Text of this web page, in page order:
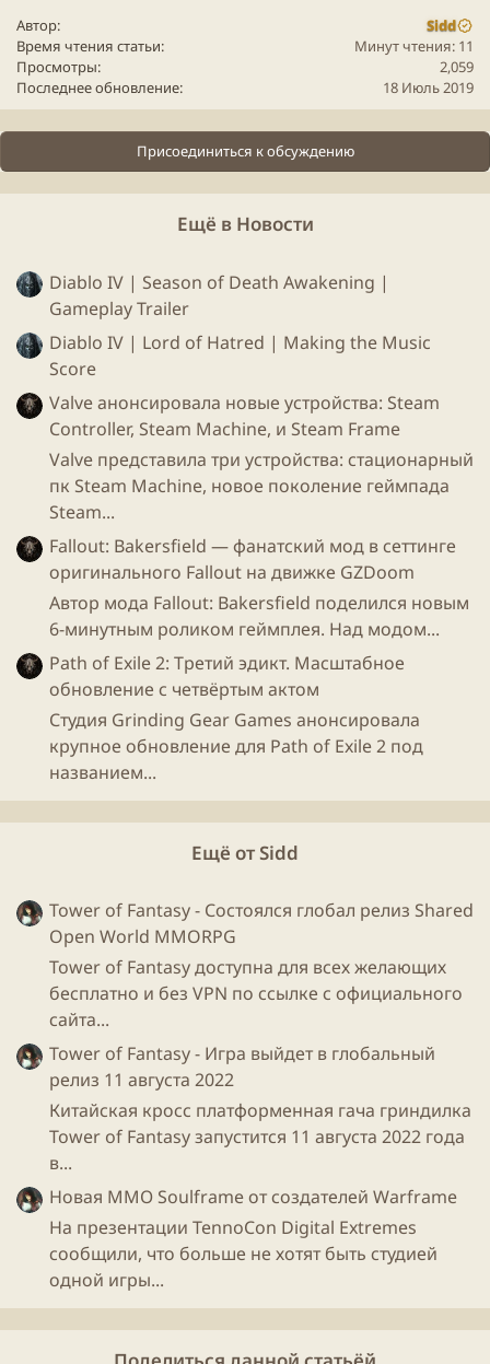
500-> 800
1000-> 1600
Мобильная версия
Продолжается работа по повышению
производительности на устройствах iOS и
Улучшен расход батареи на iOS
Геймплей
Бой продолжится, пока некоторые
способности не завершат свои атаки (Лич,
Знахарь ит.д.)
Призванные мобы больше не будут выбираться
как цель для заклинаний. За исключением
особых, таких как
Медведя
Исправлена ошибка, из-за которой убийцы не
прыгали к своим врагам
- Ассасины, у которых есть враг на расстоянии
атаки, будут атаковать, а не прыгать
- Изменена продолжительность подготовительной
фазы для первых 3 раундов с 25 до 15 секунд.
- Healing-disabled
юниты
больше не являются
целью лечения
- После реролла вы не увидите героев из
предыдущего магазина(!)
Изменения альянсов
Warlock Alliance
теперь нацелен на юнита с наименьшим
здоровьем в%,а не с наименьшим значением
здоровья
Уровень жизни Warlock Allianceизменен с
[50%, 100%, 150%] на [50%, 80%, 130%]
- Troll Alliance Tier 1
атаки ВСЕМ союзникам.
- Союз Рыцарейизменен с [-15, -20, -30] на [-15, -20,
- Дополнительный урон
изменен с + 100% до + 125%
- Heartless Allianceизменен с [-5, -10, -20] на [-5, -10,
Автор
Sidd
Время чтения статьи
Минут чтения: 11
Просмотры
2,059
Последнее обновление
18 Июль 2019
Присоединиться к обсуждению
Ещё в Новости
Diablo IV | Season of Death Awakening |
Gameplay Trailer
Diablo IV | Lord of Hatred | Making the Music
Score
Valve анонсировала новые устройства: Steam
Controller, Steam Machine, и Steam Frame
Valve представила три устройства: стационарный
пк Steam Machine, новое поколение геймпада
Steam...
Fallout: Bakersfield — фанатский мод в сеттинге
оригинального Fallout на движке GZDoom
Автор мода Fallout: Bakersfield поделился новым
6-минутным роликом геймплея. Над модом...
Path of Exile 2: Третий эдикт. Масштабное
обновление с четвёртым актом
Студия Grinding Gear Games анонсировала
крупное обновление для Path of Exile 2 под
названием...
Ещё от Sidd
Tower of Fantasy - Состоялся глобал релиз Shared
Open World MMORPG
Tower of Fantasy доступна для всех желающих
бесплатно и без VPN по ссылке с официального
сайта...
Tower of Fantasy - Игра выйдет в глобальный
релиз 11 августа 2022
Китайская кросс платформенная гача гриндилка
Tower of Fantasy запустится 11 августа 2022 года
в...
Новая ММО Soulframe от создателей Warframe
На презентации TennoCon Digital Extremes
сообщили, что больше не хотят быть студией
одной игры...